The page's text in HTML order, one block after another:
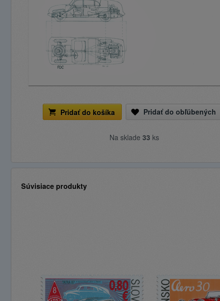
Pridať do košíka Pridať do obľúbených
Na sklade 33 ks
Súvisiace produkty